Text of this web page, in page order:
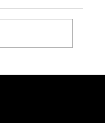
proyectos de software?